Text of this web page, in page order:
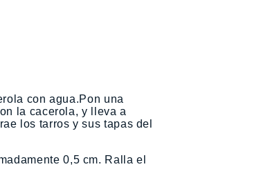
con agua.Pon una
la cacerola, y lleva a
los tarros y sus tapas del
0,5 cm. Ralla el